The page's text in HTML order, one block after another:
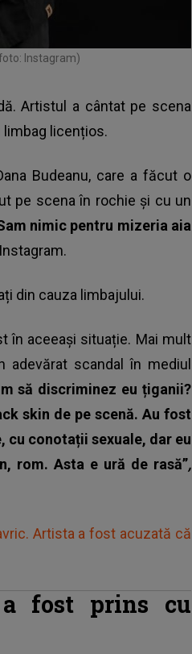
Instagram)
Artistul a cântat pe scena
limbag licențios.
Budeanu, care a făcut o
pe scena în rochie și cu un
nimic pentru mizeria aia
din cauza limbajului.
în aceeași situație. Mai mult
scandal în mediul
să discriminez eu țiganii?
skin de pe scenă. Au fost
cu conotații sexuale, dar eu
rom. Asta e ură de rasă”,
Artista a fost acuzată că
fost prins cu